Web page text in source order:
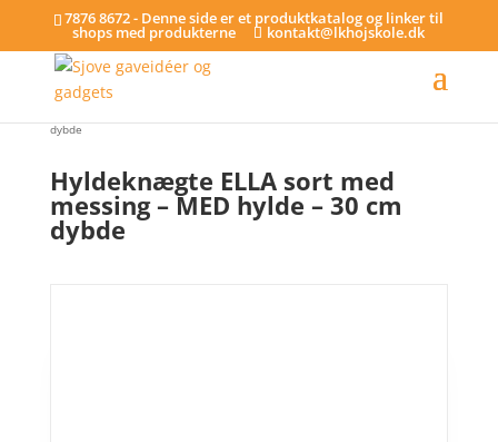
7876 8672 - Denne side er et produktkatalog og linker til
shops med produkterne kontakt@lkhojskole.dk
dybde
Hyldeknægte ELLA sort med
messing – MED hylde – 30 cm
dybde